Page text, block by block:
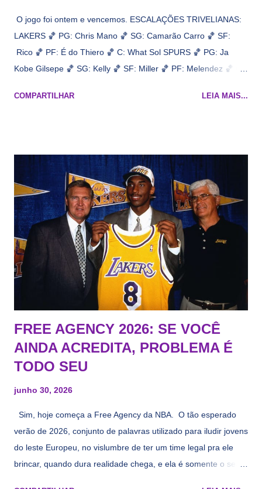
O jogo foi ontem e vencemos. ESCALAÇÕES TRIVELIANAS:
LAKERS 🏀 PG: Chris Mano 🏀 SG: Camarão Carro 🏀 SF:
Rico 🏀 PF: É do Thiero 🏀 C: What Sol SPURS 🏀 PG: Ja
Kobe Gilsepe 🏀 SG: Kelly 🏀 SF: Miller 🏀 PF: Melendez 🏀 C:
Na quadra Transmissão: NBA League Pass
COMPARTILHAR LEIA MAIS...
FREE AGENCY 2026: SE VOCÊ
AINDA ACREDITA, PROBLEMA É
TODO SEU
junho 30, 2026
Sim, hoje começa a Free Agency da NBA. O tão esperado
verão de 2026, conjunto de palavras utilizado para iludir jovens
do leste Europeu, no vislumbre de ter um time legal pra ele
brincar, quando dura realidade chega, e ela é somente o seu